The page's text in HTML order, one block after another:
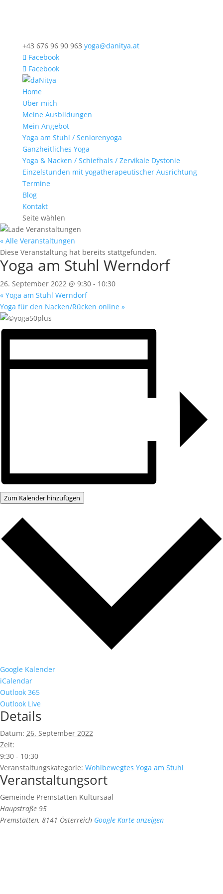
+43 676 96 90 963 yoga@danitya.at
Facebook
Facebook
Home
Über mich
Meine Ausbildungen
Mein Angebot
Yoga am Stuhl / Seniorenyoga
Ganzheitliches Yoga
Yoga & Nacken / Schiefhals / Zervikale Dystonie
Einzelstunden mit yogatherapeutischer Ausrichtung
Termine
Blog
Kontakt
Seite wählen
« Alle Veranstaltungen
Diese Veranstaltung hat bereits stattgefunden.
Yoga am Stuhl Werndorf
26. September 2022 @ 9:30 - 10:30
« Yoga am Stuhl Werndorf
Yoga für den Nacken/Rücken online »
Zum Kalender hinzufügen
Google Kalender
iCalendar
Outlook 365
Outlook Live
Details
Datum: 26. September 2022
Zeit:
9:30 - 10:30
Veranstaltungskategorie: Wohlbewegtes Yoga am Stuhl
Veranstaltungsort
Gemeinde Premstätten Kultursaal
Haupstraße 95
Premstätten, 8141 Österreich Google Karte anzeigen